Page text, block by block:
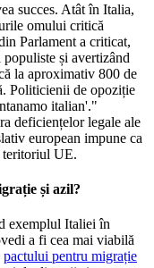
succes. Atât în Italia,
omului critică
Parlament a criticat,
și avertizând
la aproximativ 800 de
Politicienii de opoziție
italian'."
deficiențelor legale ale
european impune ca
teritoriul UE.
și azil?
exemplul Italiei în
a fi cea mai viabilă
pactului pentru migrație